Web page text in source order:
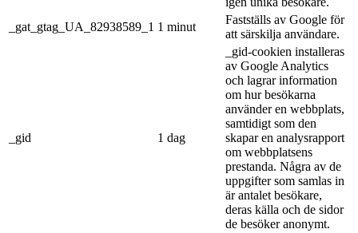
_gat_gtag_UA_82938589_1 1 minut
Fastställs av Google för
att särskilja användare.
_gid 1 dag
_gid-cookien installeras
av Google Analytics
och lagrar information
om hur besökarna
använder en webbplats,
samtidigt som den
skapar en analysrapport
om webbplatsens
prestanda. Några av de
uppgifter som samlas in
är antalet besökare,
deras källa och de sidor
de besöker anonymt.